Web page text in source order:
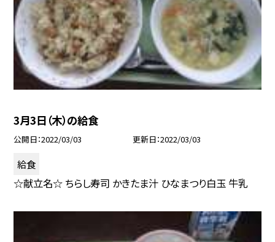
3月3日（木）の給食
公開日 2022/03/03 更新日 2022/03/03
給食
☆献立名☆ ちらし寿司 かきたま汁 ひなまつり白玉 牛乳